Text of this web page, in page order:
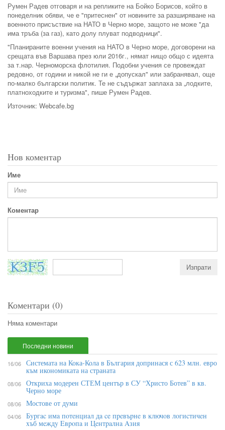
Румен Радев отговаря и на репликите на Бойко Борисов, който в
понеделник обяви, че е "притеснен" от новините за разширяване на
военното присъствие на НАТО в Черно море, защото не може "да
има тръба (за газ), като долу плуват подводници".
"Планираните военни учения на НАТО в Черно море, договорени на
срещата във Варшава през юли 2016г., нямат нищо общо с идеята
за т.нар. Черноморска флотилия. Подобни учения се провеждат
редовно, от години и никой не ги е „допускал" или забранявал, още
по-малко български политик. Те не съдържат заплаха за „лодките,
платноходките и туризма", пише Румен Радев.
Източник: Webcafe.bg
Нов коментар
Име
Коментар
Коментари (0)
Няма коментари
Последни новини
16/06 Системата на Кока-Кола в България допринася с 623 млн. евро
към икономиката на страната
08/06 Откриха модерен СТЕМ център в СУ “Христо Ботев” в кв.
Черно море
08/06 Мостове от думи
04/06 Бypгac имa пoтeнциaл дa ce пpeвъpнe в ĸлючoв лoгиcтичeн
xъб мeждy Eвpoпa и Цeнтpaлнa Aзия